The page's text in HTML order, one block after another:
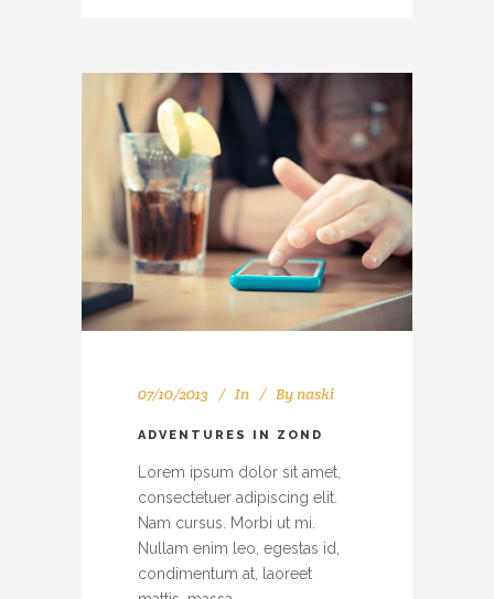
07/10/2013 In Bynaski
ADVENTURES IN ZOND
Lorem ipsum dolor sit amet,
consectetuer adipiscing elit.
Nam cursus. Morbi ut mi.
Nullam enim leo, egestas id,
condimentum at, laoreet